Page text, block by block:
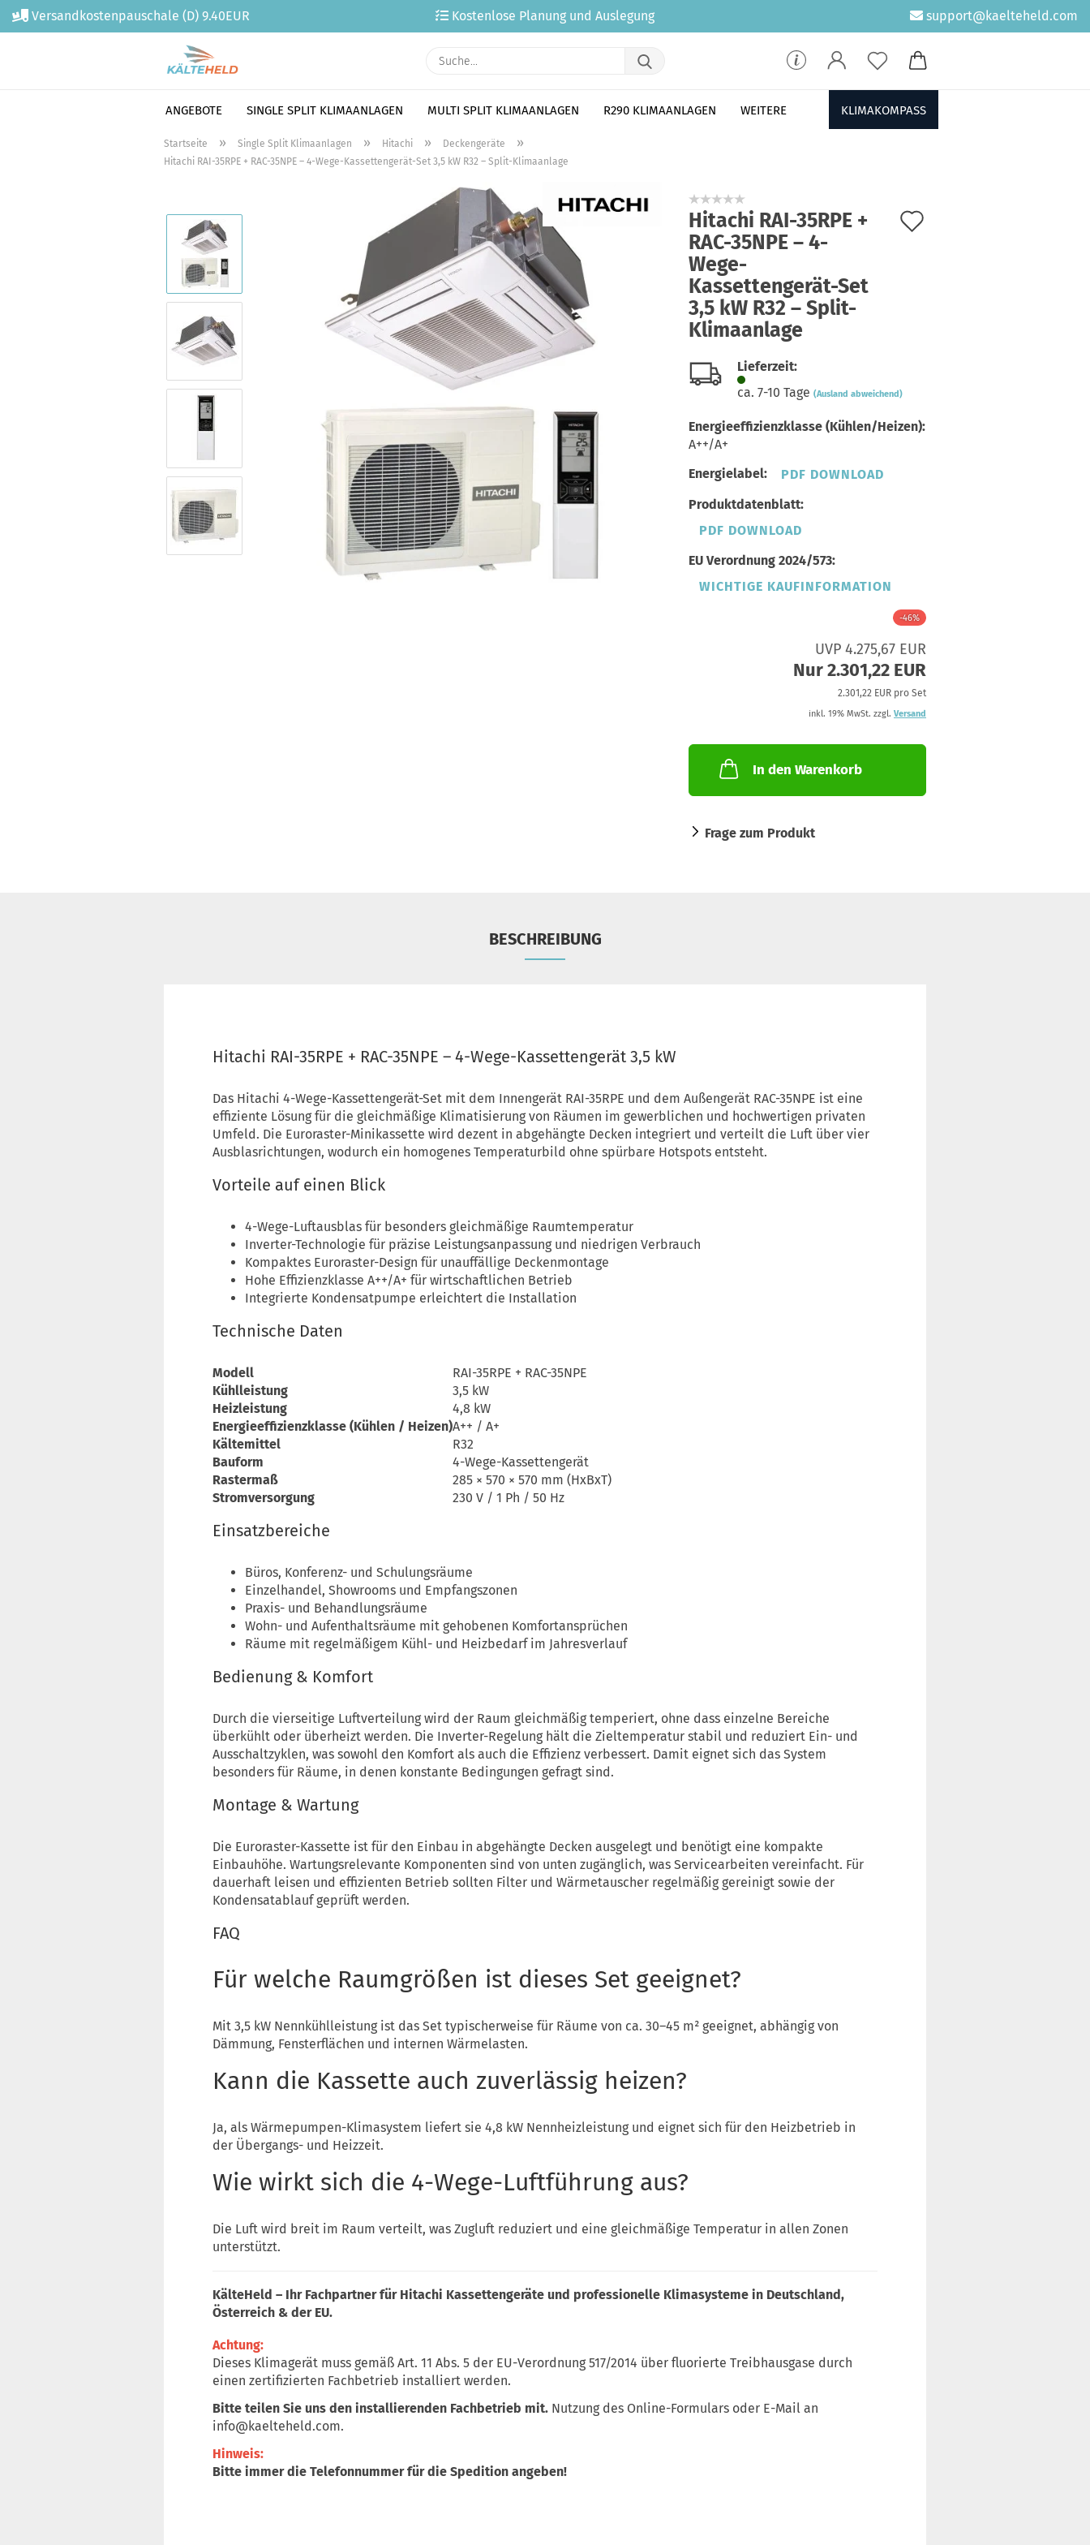
Versandkostenpauschale (D) 9.40EUR Kostenlose Planung und Auslegung support@kaelteheld.com
ANGEBOTE SINGLE SPLIT KLIMAANLAGEN MULTI SPLIT KLIMAANLAGEN R290 KLIMAANLAGEN KLIMAKOMPASS
WEITERE
Startseite » Single Split Klimaanlagen » Hitachi » Deckengeräte »
Hitachi RAI-35RPE + RAC-35NPE – 4-Wege-Kassettengerät-Set 3,5 kW R32 – Split-Klimaanlage
Hitachi RAI-35RPE +
RAC-35NPE – 4-
Wege-
Kassettengerät-Set
3,5 kW R32 – Split-
Klimaanlage
Lieferzeit:
ca. 7-10 Tage (Ausland abweichend)
Energieeffizienzklasse (Kühlen/Heizen):
A++/A+
Energielabel:
PDF DOWNLOAD
Produktdatenblatt:
PDF DOWNLOAD
EU Verordnung 2024/573:
WICHTIGE KAUFINFORMATION
-46%
UVP 4.275,67 EUR
Nur 2.301,22 EUR
2.301,22 EUR pro Set
inkl. 19% MwSt. zzgl. Versand
In den Warenkorb
Frage zum Produkt
BESCHREIBUNG
Hitachi RAI-35RPE + RAC-35NPE – 4-Wege-Kassettengerät 3,5 kW
Das Hitachi 4-Wege-Kassettengerät-Set mit dem Innengerät RAI-35RPE und dem Außengerät RAC-35NPE ist eine
effiziente Lösung für die gleichmäßige Klimatisierung von Räumen im gewerblichen und hochwertigen privaten
Umfeld. Die Euroraster-Minikassette wird dezent in abgehängte Decken integriert und verteilt die Luft über vier
Ausblasrichtungen, wodurch ein homogenes Temperaturbild ohne spürbare Hotspots entsteht.
Vorteile auf einen Blick
4-Wege-Luftausblas für besonders gleichmäßige Raumtemperatur
Inverter-Technologie für präzise Leistungsanpassung und niedrigen Verbrauch
Kompaktes Euroraster-Design für unauffällige Deckenmontage
Hohe Effizienzklasse A++/A+ für wirtschaftlichen Betrieb
Integrierte Kondensatpumpe erleichtert die Installation
Technische Daten
Modell
RAI-35RPE + RAC-35NPE
Kühlleistung
3,5 kW
Heizleistung
4,8 kW
Energieeffizienzklasse (Kühlen / Heizen)A++ / A+
Kältemittel
R32
Bauform
4-Wege-Kassettengerät
Rastermaß
285 × 570 × 570 mm (HxBxT)
Stromversorgung
230 V / 1 Ph / 50 Hz
Einsatzbereiche
Büros, Konferenz- und Schulungsräume
Einzelhandel, Showrooms und Empfangszonen
Praxis- und Behandlungsräume
Wohn- und Aufenthaltsräume mit gehobenen Komfortansprüchen
Räume mit regelmäßigem Kühl- und Heizbedarf im Jahresverlauf
Bedienung & Komfort
Durch die vierseitige Luftverteilung wird der Raum gleichmäßig temperiert, ohne dass einzelne Bereiche
überkühlt oder überheizt werden. Die Inverter-Regelung hält die Zieltemperatur stabil und reduziert Ein- und
Ausschaltzyklen, was sowohl den Komfort als auch die Effizienz verbessert. Damit eignet sich das System
besonders für Räume, in denen konstante Bedingungen gefragt sind.
Montage & Wartung
Die Euroraster-Kassette ist für den Einbau in abgehängte Decken ausgelegt und benötigt eine kompakte
Einbauhöhe. Wartungsrelevante Komponenten sind von unten zugänglich, was Servicearbeiten vereinfacht. Für
dauerhaft leisen und effizienten Betrieb sollten Filter und Wärmetauscher regelmäßig gereinigt sowie der
Kondensatablauf geprüft werden.
FAQ
Für welche Raumgrößen ist dieses Set geeignet?
Mit 3,5 kW Nennkühlleistung ist das Set typischerweise für Räume von ca. 30–45 m² geeignet, abhängig von
Dämmung, Fensterflächen und internen Wärmelasten.
Kann die Kassette auch zuverlässig heizen?
Ja, als Wärmepumpen-Klimasystem liefert sie 4,8 kW Nennheizleistung und eignet sich für den Heizbetrieb in
der Übergangs- und Heizzeit.
Wie wirkt sich die 4-Wege-Luftführung aus?
Die Luft wird breit im Raum verteilt, was Zugluft reduziert und eine gleichmäßige Temperatur in allen Zonen
unterstützt.
KälteHeld – Ihr Fachpartner für Hitachi Kassettengeräte und professionelle Klimasysteme in Deutschland,
Österreich & der EU.
Achtung:
Dieses Klimagerät muss gemäß Art. 11 Abs. 5 der EU-Verordnung 517/2014 über fluorierte Treibhausgase durch
einen zertifizierten Fachbetrieb installiert werden.
Bitte teilen Sie uns den installierenden Fachbetrieb mit. Nutzung des Online-Formulars oder E-Mail an
info@kaelteheld.com.
Hinweis:
Bitte immer die Telefonnummer für die Spedition angeben!